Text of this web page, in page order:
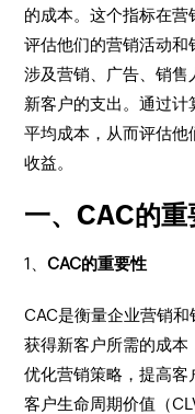
的成本。这个指标在
评估他们的营销活动和
涉及营销、广告、销售
新客户的支出。通过
平均成本，从而评估
收益。
一、CAC的
1、CAC的重要性
CAC是衡量企业营销
获得新客户所需的成本
优化营销策略，提高
客户生命周期价值（